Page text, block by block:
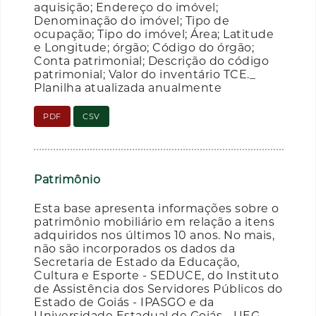
aquisição; Endereço do imóvel;
Denominação do imóvel; Tipo de
ocupação; Tipo do imóvel; Área; Latitude
e Longitude; órgão; Código do órgão;
Conta patrimonial; Descrição do código
patrimonial; Valor do inventário TCE._
Planilha atualizada anualmente
PDF CSV
Patrimônio
Esta base apresenta informações sobre o
patrimônio mobiliário em relação a itens
adquiridos nos últimos 10 anos. No mais,
não são incorporados os dados da
Secretaria de Estado da Educação,
Cultura e Esporte - SEDUCE, do Instituto
de Assistência dos Servidores Públicos do
Estado de Goiás - IPASGO e da